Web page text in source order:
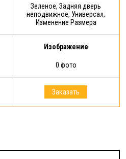
Зеленое, Задняя дверь
неподвижное, Универсал,
Изменение Размера
Изображение
0 фото
Заказать